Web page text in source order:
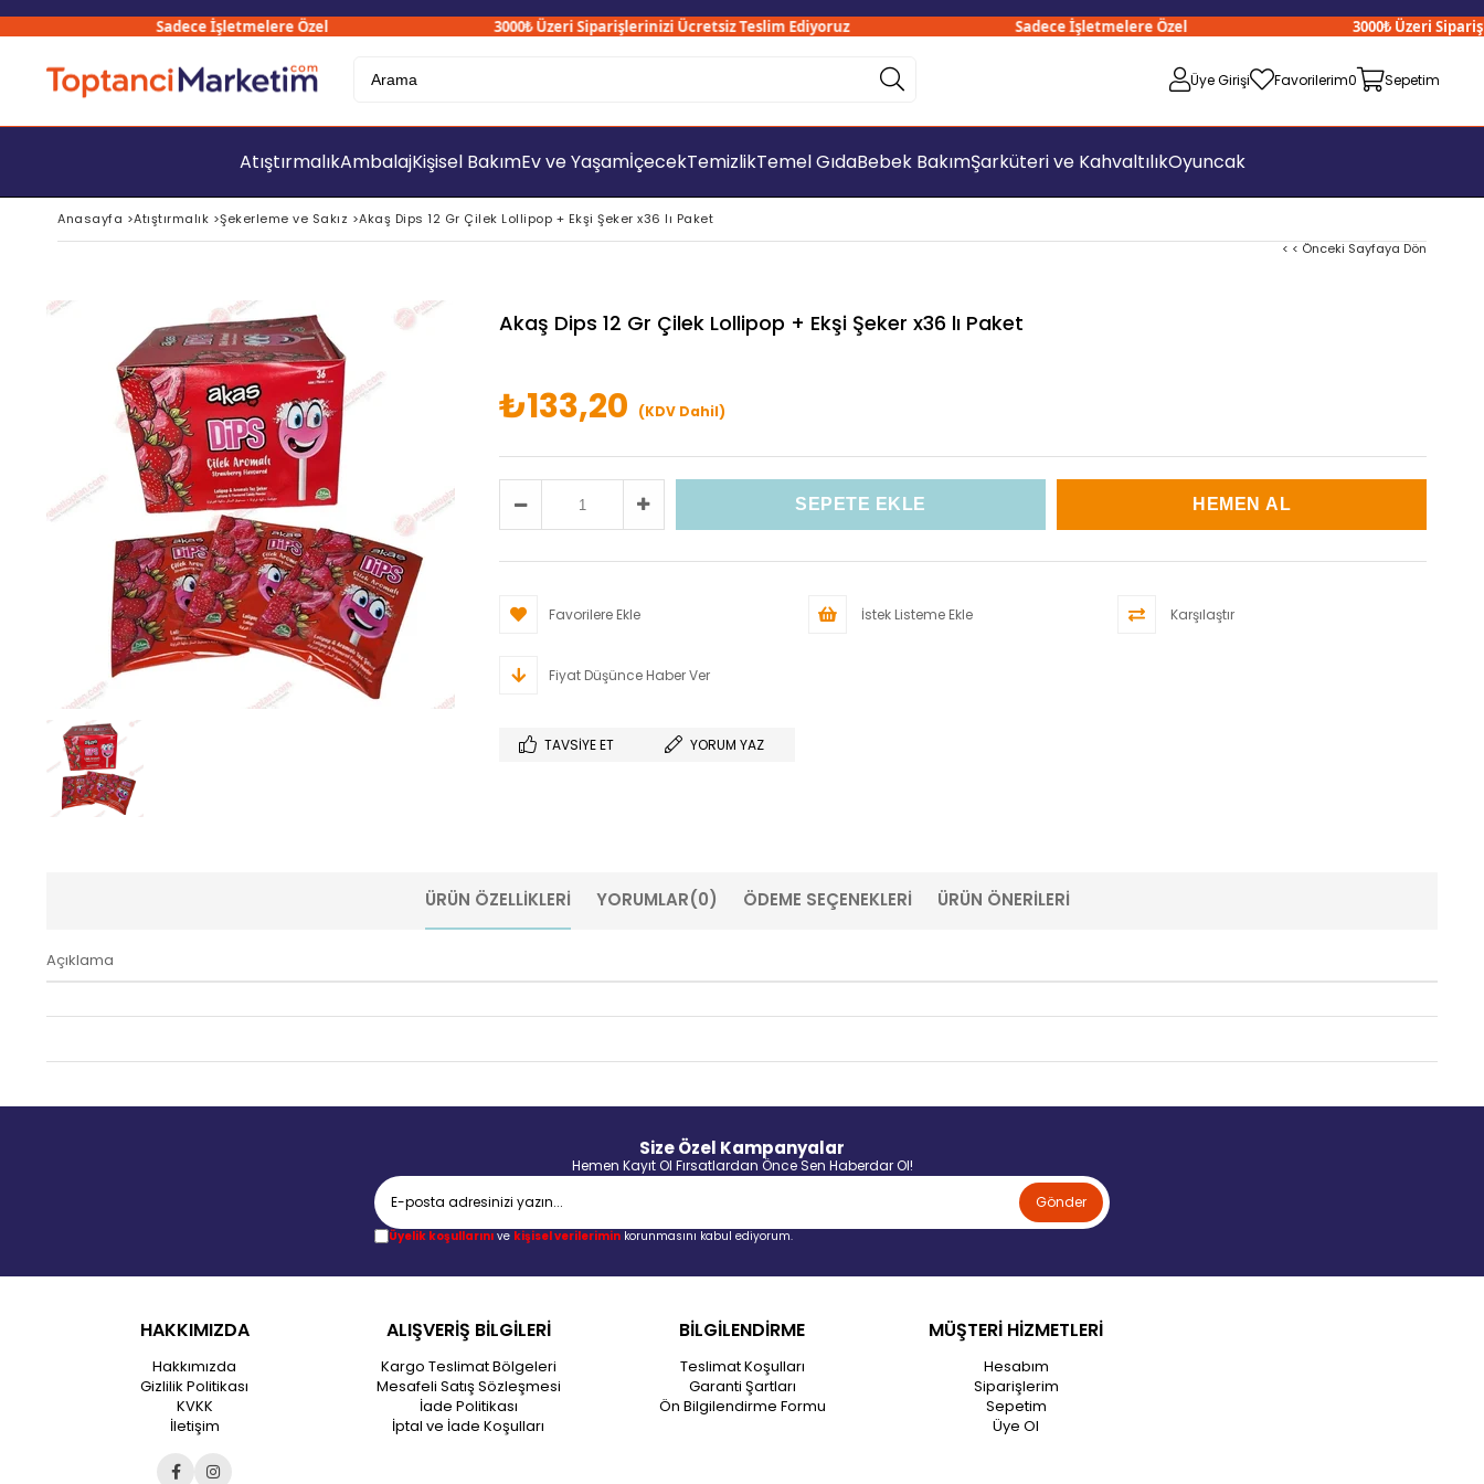
Sadece İşletmelere Özel 3000₺ Üzeri Siparişlerinizi Ücretsiz Teslim Ediyoruz Sadece İşletmelere Özel 3000₺ Üzeri
Üye Girişi Favorilerim0 Sepetim
AtıştırmalıkAmbalajKişisel BakımEv ve YaşamİçecekTemizlikTemel GıdaBebek BakımŞarküteri ve KahvaltılıkOyuncak
Anasayfa >Atıştırmalık >Şekerleme ve Sakız >Akaş Dips 12 Gr Çilek Lollipop + Ekşi Şeker x36 lı Paket
< < Önceki Sayfaya Dön
Akaş Dips 12 Gr Çilek Lollipop + Ekşi Şeker x36 lı Paket
₺133,20 (KDV Dahil)
Favorilere Ekle İstek Listeme Ekle Karşılaştır
Fiyat Düşünce Haber Ver
TAVSIYE ET YORUM YAZ
ÜRÜN ÖZELLIKLERI YORUMLAR(0) ÖDEME SEÇENEKLERI ÜRÜN ÖNERILERI
Açıklama
Size Özel Kampanyalar
Hemen Kayıt Ol Fırsatlardan Önce Sen Haberdar Ol!
Gönder
Üyelik koşullarınıve kişisel verileriminkorunmasını kabul ediyorum.
HAKKIMIZDA
Hakkımızda
Gizlilik Politikası
KVKK
İletişim
ALIŞVERİŞ BİLGİLERİ
Kargo Teslimat Bölgeleri
Mesafeli Satış Sözleşmesi
İade Politikası
İptal ve İade Koşulları
BİLGİLENDİRME
Teslimat Koşulları
Garanti Şartları
Ön Bilgilendirme Formu
MÜŞTERİ HİZMETLERİ
Hesabım
Siparişlerim
Sepetim
Üye Ol